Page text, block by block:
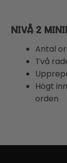
NIVÅ 2
Antal
Två
Högt
orden